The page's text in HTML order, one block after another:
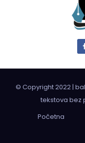
© Copyright 2022 |
tekstova bez
Početna